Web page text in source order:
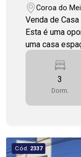
Coroa do
Venda de
Esta é uma
uma casa
Coroa do Meio.
35,00m2
260,00m2 de
banheiro
terreno é
3
Dorm.
Cód. 2337